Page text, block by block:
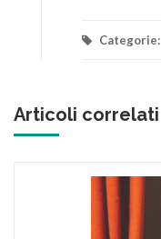
Categorie:
Articoli correlati